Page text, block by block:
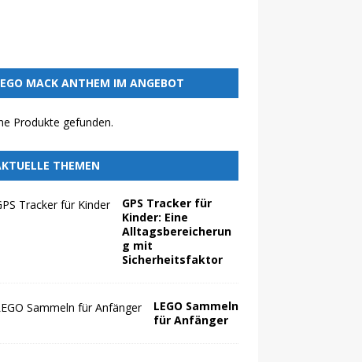
MACK ANTHEM IM ANGEBOT
Produkte gefunden.
THEMEN
GPS Tracker für
Kinder: Eine
Alltagsbereicherun
g mit
Sicherheitsfaktor
LEGO Sammeln
für Anfänger